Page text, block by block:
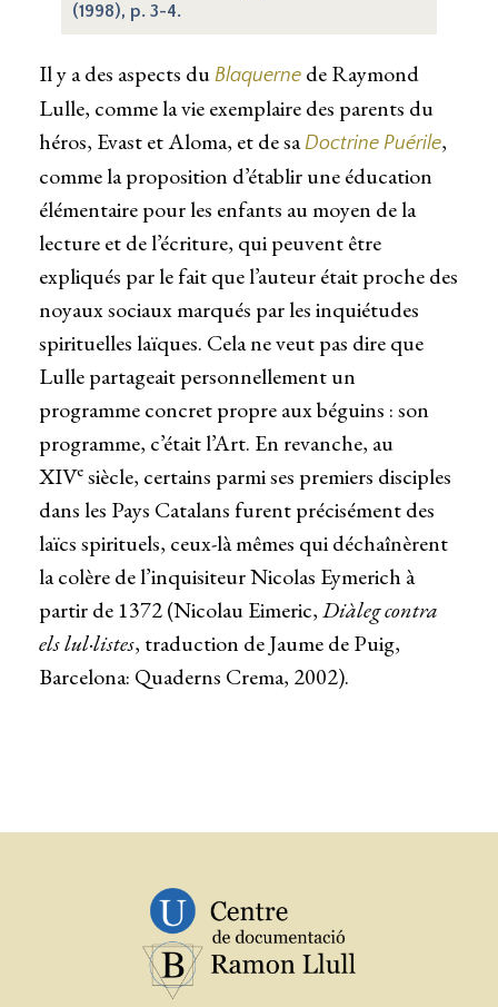
(1998), p. 3-4.
Il y a des aspects du Blaquerne de Raymond
Lulle, comme la vie exemplaire des parents du
héros, Evast et Aloma, et de saDoctrine Puérile,
comme la proposition d’établir une éducation
élémentaire pour les enfants au moyen de la
lecture et de l’écriture, qui peuvent être
expliqués par le fait que l’auteur était proche des
noyaux sociaux marqués par les inquiétudes
spirituelles laïques. Cela ne veut pas dire que
Lulle partageait personnellement un
programme concret propre aux béguins : son
programme, c’était l’Art. En revanche, au
XIVe siècle, certains parmi ses premiers disciples
dans les Pays Catalans furent précisément des
laïcs spirituels, ceux-là mêmes qui déchaînèrent
la colère de l’inquisiteur Nicolas Eymerich à
partir de 1372 (Nicolau Eimeric,Diàleg contra
els lul·listes, traduction de Jaume de Puig,
Barcelona: Quaderns Crema, 2002).